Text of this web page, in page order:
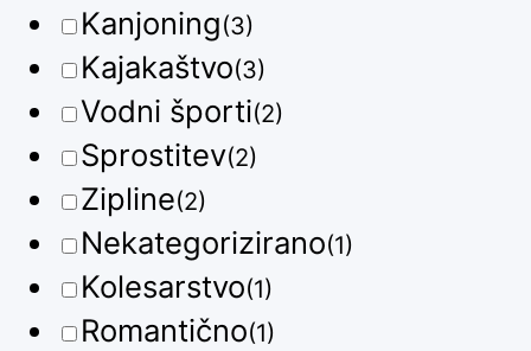
Kanjoning(3)
Kajakaštvo(3)
Vodni športi(2)
Sprostitev(2)
Zipline(2)
Nekategorizirano(1)
Kolesarstvo(1)
Romantično(1)